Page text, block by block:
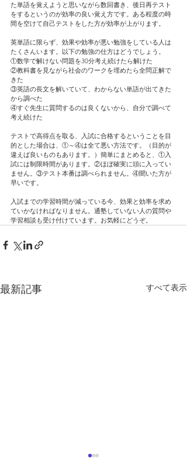
た単語を覚えようと思いながら数回書き、後日再テスト
をするというのが効率の良い覚え方です。ある程度の時
間を空けて自己テストをした方が効率が上がります。
英単語に限らず、効果や効率が悪い勉強をしている人は
たくさんいます。以下の勉強の仕方はどうでしょう。
①数学で解けない問題を30分考え続けたら解けた
②教科書を見ながら社会のワークを埋めたら全問正解で
きた
③英語の長文を解いていて、わからない単語が出てきた
から調べた
④すぐ先生に質問するのは良くないから、自分で調べて
考え続けた
テストで高得点を取る、入試に合格するということを目
的とした場合は、①～④は全て悪い方法です。（目的が
違えば良いものもあります。）簡単にまとめると、①入
試には制限時間があります。②ほぼ確実に頭に入ってい
ません。③テスト本番は調べられません。④聞いた方が
早いです。
入試までの学習時間が減っている今、効果と効率を求め
ていかなければなりません。通塾していない人の質問や
学習相談も受け付けています。お気軽にどうぞ。
最新記事 すべて表示